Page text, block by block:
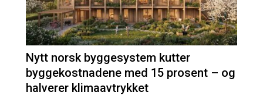
Nytt norsk byggesystem kutter
byggekostnadene med 15 prosent – og
halverer klimaavtrykket